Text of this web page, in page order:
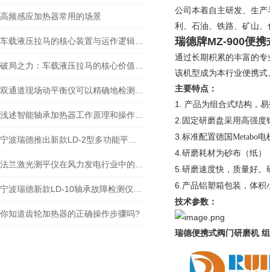
高频感应加热器常用的场景
你知道齿轮加热器的正确操作步骤吗?
公司本着自主研发、生
利、石油、铁路、矿山
瑞德牌MZ-900便
通过长期积累的丰富的
该机型成为本行业便携
主要特点：
1.
产品为组合式结构，
2.固定研磨盘采用高强
3.标准配置德国Metabo
4.研磨耗材为砂布（纸
5.研磨速度快，质量好
6.产品铝塑箱包装，体
技术参数：
瑞德便携式阀门研磨机